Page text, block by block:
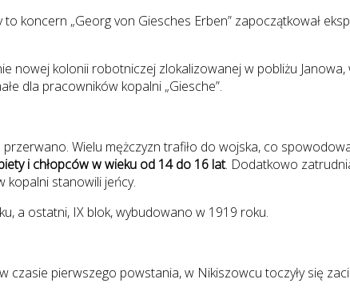
koncern „Georg von Giesches Erben” zapoczątkował
nowej kolonii robotniczej zlokalizowanej w pobliżu
dla pracowników kopalni „Giesche”.
Wielu mężczyzn trafiło do wojska, co
i chłopców w wieku od 14 do 16 lat. Dodatkowo
kopalni stanowili jeńcy.
a ostatni, IX blok, wybudowano w 1919 roku.
czasie pierwszego powstania, w Nikiszowcu toczyły się